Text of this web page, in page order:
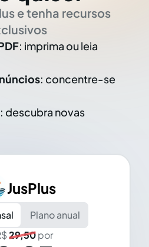
e tenha recursos
: imprima ou leia
: concentre-se
: descubra novas
JusPlus
Plano anual
29,50por